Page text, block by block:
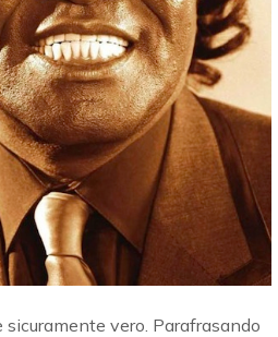
sicuramente vero. Parafrasando